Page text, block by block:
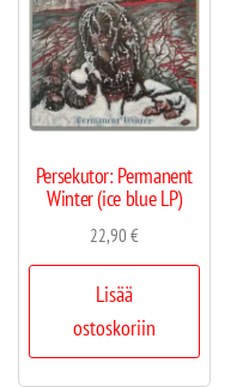
Persekutor: Permanent
Winter (ice blue LP)
22,90€
Lisää
ostoskoriin